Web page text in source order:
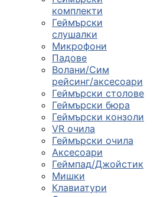
комплекти
Геймърски
слушалки
Микрофони
Падове
Волани/Сим
рейсинг/аксесоари
Геймърски столове
Геймърски бюра
Геймърски конзоли
VR очила
Геймърски очила
Аксесоари
Геймпад/Джойстик
Мишки
Клавиатури